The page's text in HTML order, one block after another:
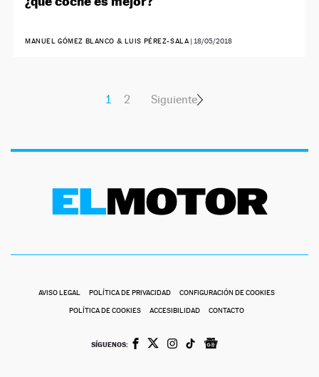
MANUEL GÓMEZ BLANCO & LUIS PÉREZ-SALA | 18/05/2018
1 2 Siguiente
AVISO LEGAL POLÍTICA DE PRIVACIDAD CONFIGURACIÓN DE COOKIES
POLÍTICA DE COOKIES ACCESIBILIDAD CONTACTO
SÍGUENOS: